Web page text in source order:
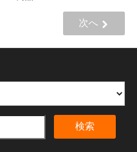
次へ
検索